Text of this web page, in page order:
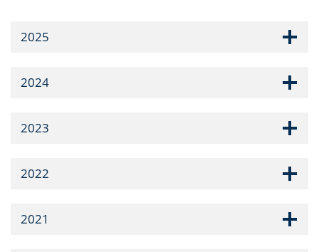
2025
2024
2023
2022
2021